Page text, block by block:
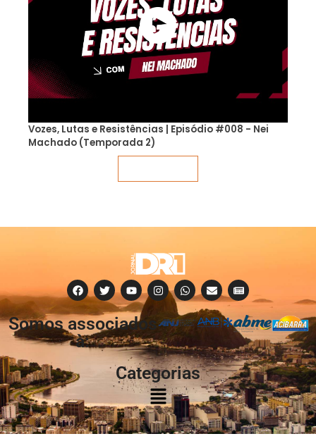
Vozes, Lutas e Resistências | Episódio #008 - Nei
Machado (Temporada 2)
Somos associados
à:
Categorias